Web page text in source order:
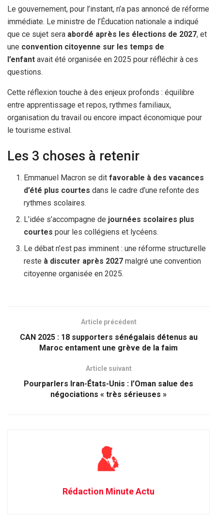
Le gouvernement, pour l’instant, n’a pas annoncé de réforme
immédiate. Le ministre de l’Éducation nationale a indiqué
que ce sujet sera abordé après les élections de 2027, et
une convention citoyenne sur les temps de
l’enfant avait été organisée en 2025 pour réfléchir à ces
questions.
Cette réflexion touche à des enjeux profonds : équilibre
entre apprentissage et repos, rythmes familiaux,
organisation du travail ou encore impact économique pour
le tourisme estival.
Les 3 choses à retenir
Emmanuel Macron se ditfavorable à des vacances
d’été plus courtes dans le cadre d’une refonte des
rythmes scolaires.
L’idée s’accompagne de journées scolaires plus
courtes pour les collégiens et lycéens.
Le débat n’est pas imminent : une réforme structurelle
reste à discuter après 2027 malgré une convention
citoyenne organisée en 2025.
Article précédent
CAN 2025 : 18 supporters sénégalais détenus au
Maroc entament une grève de la faim
Article suivant
Pourparlers Iran-États-Unis : l’Oman salue des
négociations « très sérieuses »
Rédaction Minute Actu